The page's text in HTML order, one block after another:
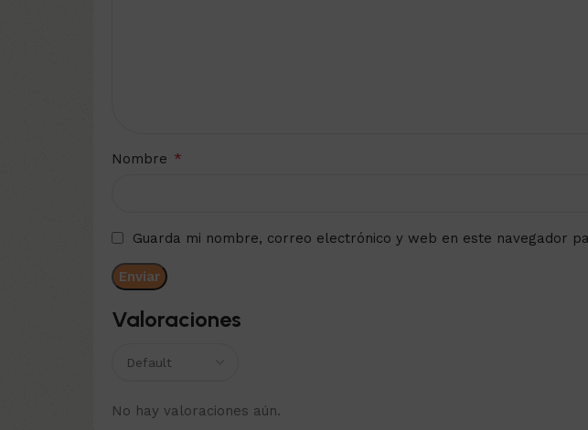
Valoraciones
No hay valoraciones aún.
Nombre *
Guarda mi nombre, correo electrónico y web en este navegador